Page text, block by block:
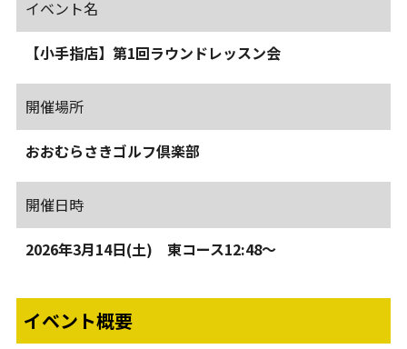
イベント名
【小手指店】第1回ラウンドレッスン会
開催場所
おおむらさきゴルフ倶楽部
開催日時
2026年3月14日(土) 東コース12:48～
イベント概要